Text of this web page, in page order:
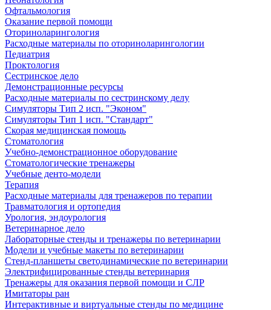
Офтальмология
Оказание первой помощи
Оториноларингология
Расходные материалы по оториноларингологии
Педиатрия
Проктология
Сестринское дело
Демонстрационные ресурсы
Расходные материалы по сестринскому делу
Симуляторы Тип 2 исп. "Эконом"
Симуляторы Тип 1 исп. "Стандарт"
Скорая медицинская помощь
Стоматология
Учебно-демонстрационное оборудование
Стоматологические тренажеры
Учебные денто-модели
Терапия
Расходные материалы для тренажеров по терапии
Травматология и ортопедия
Урология, эндоурология
Ветеринарное дело
Лабораторные стенды и тренажеры по ветеринарии
Модели и учебные макеты по ветеринарии
Стенд-планшеты светодинамические по ветеринарии
Электрифицированные стенды ветеринария
Тренажеры для оказания первой помощи и СЛР
Имитаторы ран
Интерактивные и виртуальные стенды по медицине